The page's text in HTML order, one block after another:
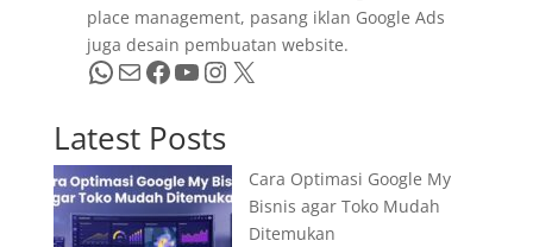
place management, pasang iklan Google Ads
juga desain pembuatan website.
WhatsApp Mail Facebook YouTube InstagramX
Latest Posts
Cara Optimasi Google My
Bisnis agar Toko Mudah
Ditemukan